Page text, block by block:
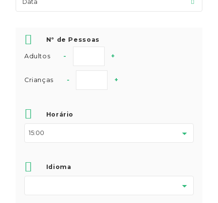
Nº de Pessoas
Adultos - +
Crianças - +
Horário
Idioma